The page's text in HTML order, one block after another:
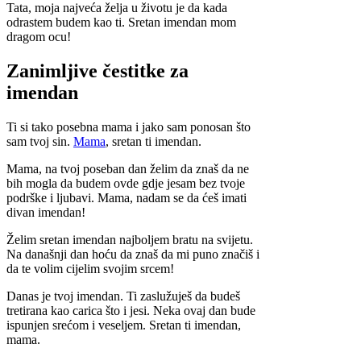
Tata, moja najveća želja u životu je da kada
odrastem budem kao ti. Sretan imendan mom
dragom ocu!
Zanimljive čestitke za
imendan
Ti si tako posebna mama i jako sam ponosan što
sam tvoj sin. Mama, sretan ti imendan.
Mama, na tvoj poseban dan želim da znaš da ne
bih mogla da budem ovde gdje jesam bez tvoje
podrške i ljubavi. Mama, nadam se da ćeš imati
divan imendan!
Želim sretan imendan najboljem bratu na svijetu.
Na današnji dan hoću da znaš da mi puno značiš i
da te volim cijelim svojim srcem!
Danas je tvoj imendan. Ti zaslužuješ da budeš
tretirana kao carica što i jesi. Neka ovaj dan bude
ispunjen srećom i veseljem. Sretan ti imendan,
mama.